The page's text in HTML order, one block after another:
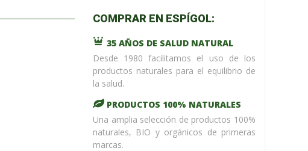
/home/upntonvr/
codeon
line 59
¡ %Dto !
COMPRAR EN ESPÍGOL:
35 AÑOS DE SALUD NATURAL
Desde 1980 facilitamos el uso de los
productos naturales para el equilibrio de
la salud.
PRODUCTOS 100% NATURALES
Una amplia selección de productos 100%
naturales, BIO y orgánicos de primeras
marcas.